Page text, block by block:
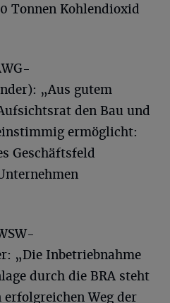
Tonnen Kohlendioxid
„Aus gutem
den Bau und
ermöglicht:
Geschäftsfeld
„Die Inbetriebnahme
durch die BRA steht
Weg der